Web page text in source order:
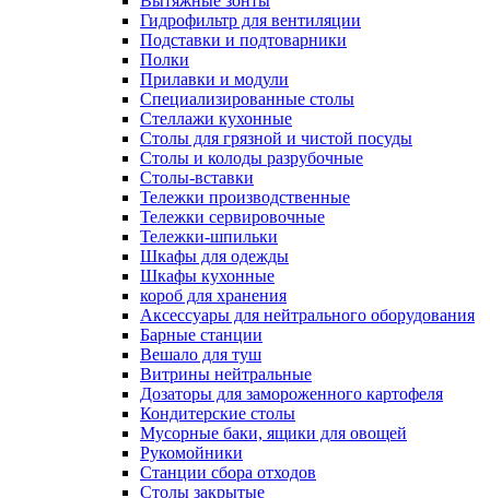
Гидрофильтр для вентиляции
Подставки и подтоварники
Полки
Прилавки и модули
Специализированные столы
Стеллажи кухонные
Столы для грязной и чистой посуды
Столы и колоды разрубочные
Столы-вставки
Тележки производственные
Тележки сервировочные
Тележки-шпильки
Шкафы для одежды
Шкафы кухонные
короб для хранения
Аксессуары для нейтрального оборудования
Барные станции
Вешало для туш
Витрины нейтральные
Дозаторы для замороженного картофеля
Кондитерские столы
Мусорные баки, ящики для овощей
Рукомойники
Станции сбора отходов
Столы закрытые